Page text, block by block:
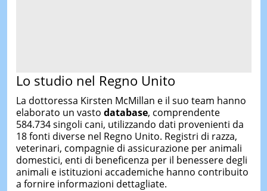
Lo studio nel Regno Unito
La dottoressa Kirsten McMillan e il suo team hanno
elaborato un vasto database, comprendente
584.734 singoli cani, utilizzando dati provenienti da
18 fonti diverse nel Regno Unito. Registri di razza,
veterinari, compagnie di assicurazione per animali
domestici, enti di beneficenza per il benessere degli
animali e istituzioni accademiche hanno contribuito
a fornire informazioni dettagliate.